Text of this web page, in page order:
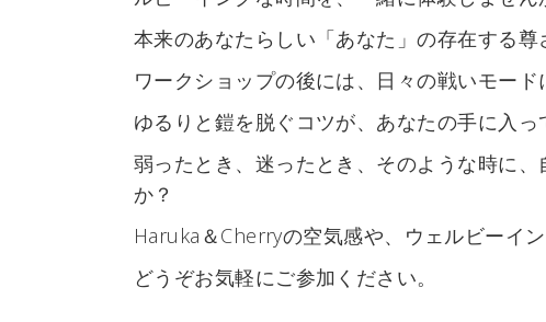
本来のあなたらしい「あなた」の存在する尊
ワークショップの後には、日々の戦いモード
ゆるりと鎧を脱ぐコツが、あなたの手に入っ
弱ったとき、迷ったとき、そのような時に
か？
Haruka＆Cherryの空気感や、ウェルビーイ
どうぞお気軽にご参加ください。